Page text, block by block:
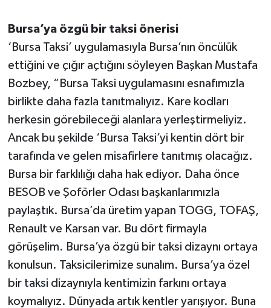
Bursa’ya özgü bir taksi önerisi
‘Bursa Taksi’ uygulamasıyla Bursa’nın öncülük
ettiğini ve çığır açtığını söyleyen Başkan Mustafa
Bozbey, “Bursa Taksi uygulamasını esnafımızla
birlikte daha fazla tanıtmalıyız. Kare kodları
herkesin görebileceği alanlara yerleştirmeliyiz.
Ancak bu şekilde ‘Bursa Taksi’yi kentin dört bir
tarafında ve gelen misafirlere tanıtmış olacağız.
Bursa bir farklılığı daha hak ediyor. Daha önce
BESOB ve Şoförler Odası başkanlarımızla
paylaştık. Bursa’da üretim yapan TOGG, TOFAŞ,
Renault ve Karsan var. Bu dört firmayla
görüşelim. Bursa’ya özgü bir taksi dizaynı ortaya
konulsun. Taksicilerimize sunalım. Bursa’ya özel
bir taksi dizaynıyla kentimizin farkını ortaya
koymalıyız. Dünyada artık kentler yarışıyor. Buna